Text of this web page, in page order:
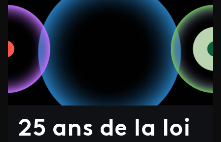
25 ans de la loi